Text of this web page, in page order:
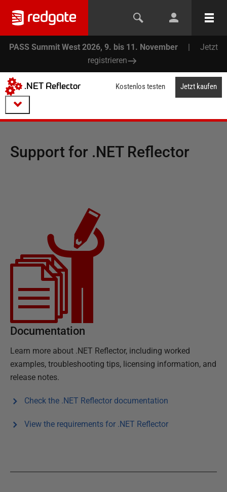
PASS Summit West 2026, 9. bis 11. November |
Jetzt
registrieren
.NET Reflector Kostenlos testen Jetzt kaufen
Support for .NET Reflector
Documentation
Learn more about .NET Reflector, including worked
examples, troubleshooting tips, licensing information, and
release notes.
Check the .NET Reflector documentation
View the requirements for .NET Reflector